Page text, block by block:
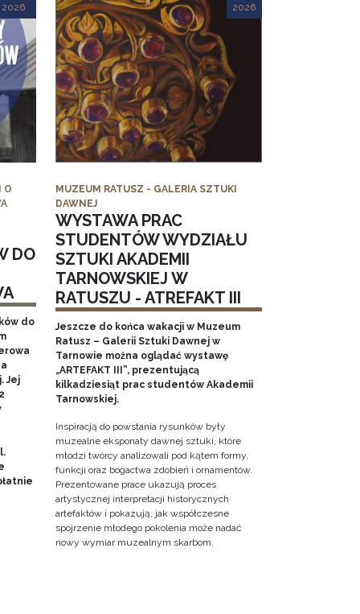
2026
O
DO
do
Jej
2026
MUZEUM RATUSZ - GALERIA SZTUKI
DAWNEJ
WYSTAWA PRAC
STUDENTÓW WYDZIAŁU
SZTUKI AKADEMII
TARNOWSKIEJ W
RATUSZU - ATREFAKT III
Jeszcze do końca wakacji w Muzeum
Ratusz – Galerii Sztuki Dawnej w
Tarnowie można oglądać wystawę
„ARTEFAKT III”, prezentującą
kilkadziesiąt prac studentów Akademii
Tarnowskiej.
Inspiracją do powstania rysunków były
muzealne eksponaty dawnej sztuki, które
młodzi twórcy analizowali pod kątem formy,
funkcji oraz bogactwa zdobień i ornamentów.
Prezentowane prace ukazują proces
artystycznej interpretacji historycznych
artefaktów i pokazują, jak współczesne
spojrzenie młodego pokolenia może nadać
nowy wymiar muzealnym skarbom.